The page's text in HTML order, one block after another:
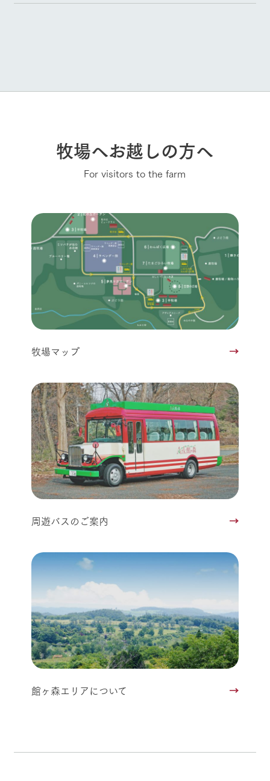
牧場へお越しの方へ
For visitors to the farm
牧場マップ
周遊バスのご案内
館ヶ森エリアについて